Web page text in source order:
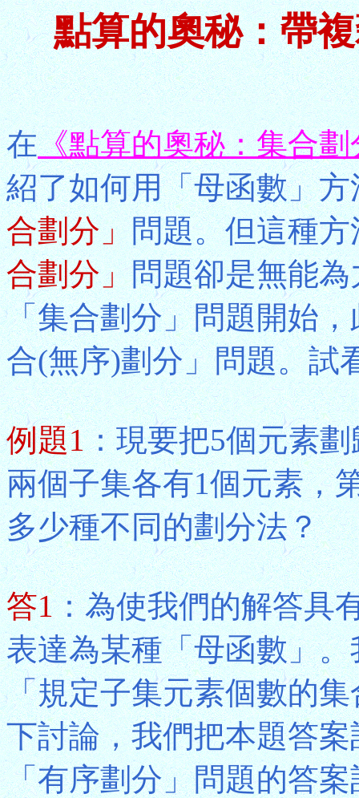
點算的奧秘：帶
在《點算的奧秘：集合
紹了如何用「母函數」方
合劃分」問題。但這種方
合劃分」問題卻是無能
「集合劃分」問題開始
合(無序)劃分」問題。試
例題1：現要把5個元素
兩個子集各有1個元素，
多少種不同的劃分法？
答1：為使我們的解答具
表達為某種「母函數」
「規定子集元素個數的
下討論，我們把本題答
「有序劃分」問題的答